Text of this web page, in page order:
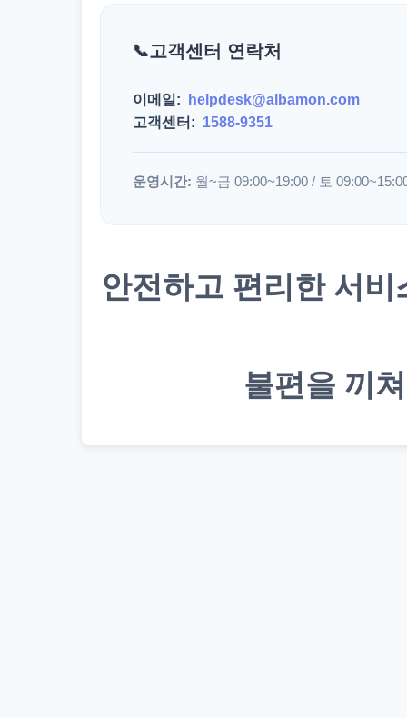
고객센터 연락처
이메일:
helpdesk@albamon.com
고객센터: 1588-9351
운영시간: 월~금 09:00~19:00 / 토
안전하고 편리한 서
불편을 끼